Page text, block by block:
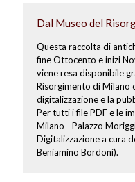
Dal Museo del
Questa raccolta di
fine Ottocento e inizi
viene resa disponibile
Risorgimento di Milano
digitalizzazione e la
Per tutti i file PDF e le
Milano - Palazzo
Digitalizzazione a cura
Beniamino Bordoni).